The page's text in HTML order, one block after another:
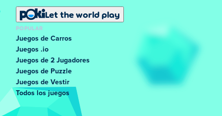
Let the world play
POPULAR
Juegos de Carros
Juegos .io
Juegos de 2 Jugadores
Juegos de Puzzle
Juegos de Vestir
Todos los juegos